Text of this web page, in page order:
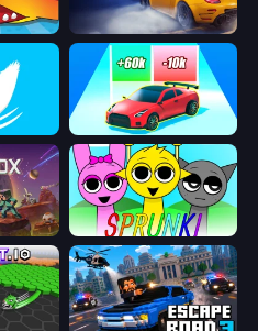
Rush Hour
Sprunki